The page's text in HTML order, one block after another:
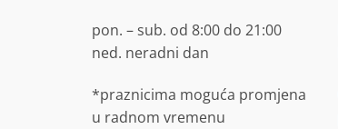
pon. – sub. od 8:00 do 21:00
ned. neradni dan
*praznicima moguća promjena
u radnom vremenu